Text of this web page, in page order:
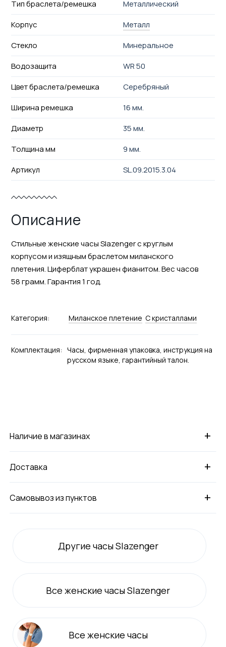
Тип браслета/ремешка
Металлический
Корпус
Металл
Стекло
Минеральное
Водозащита
WR 50
Цвет браслета/ремешка
Серебряный
Ширина ремешка
16 мм.
Диаметр
35 мм.
Толщина мм
9 мм.
Артикул
SL.09.2015.3.04
Описание
Стильные женские часы Slazenger с круглым
корпусом и изящным браслетом миланского
плетения. Циферблат украшен фианитом. Вес часов
58 грамм. Гарантия 1 год.
Категория: Миланское плетение С кристаллами
Комплектация: Часы, фирменная упаковка, инструкция на
русском языке, гарантийный талон.
+
Наличие в магазинах
+
Доставка
+
Самовывоз из пунктов
Другие часы Slazenger
Всеженские часы Slazenger
Все женские часы